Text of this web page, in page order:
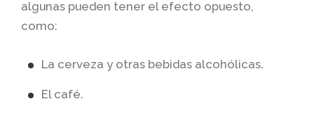
algunas pueden tener el efecto opuesto,
como:
La cerveza y otras bebidas alcohólicas.
El café.